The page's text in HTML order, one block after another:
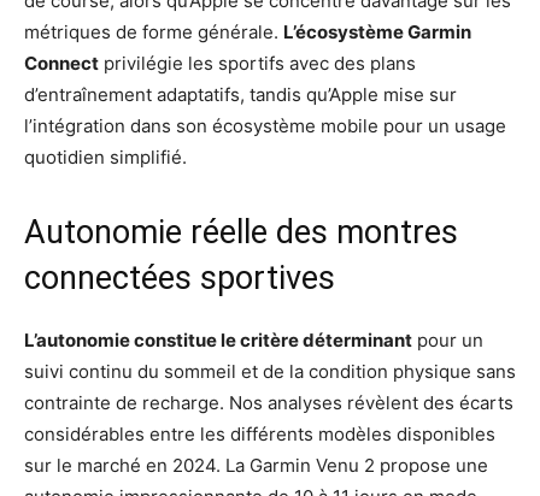
métriques de forme générale. L’écosystème Garmin
Connect privilégie les sportifs avec des plans
d’entraînement adaptatifs, tandis qu’Apple mise sur
l’intégration dans son écosystème mobile pour un usage
quotidien simplifié.
Autonomie réelle des montres
connectées sportives
L’autonomie constitue le critère déterminant pour un
suivi continu du sommeil et de la condition physique sans
contrainte de recharge. Nos analyses révèlent des écarts
considérables entre les différents modèles disponibles
sur le marché en 2024. La Garmin Venu 2 propose une